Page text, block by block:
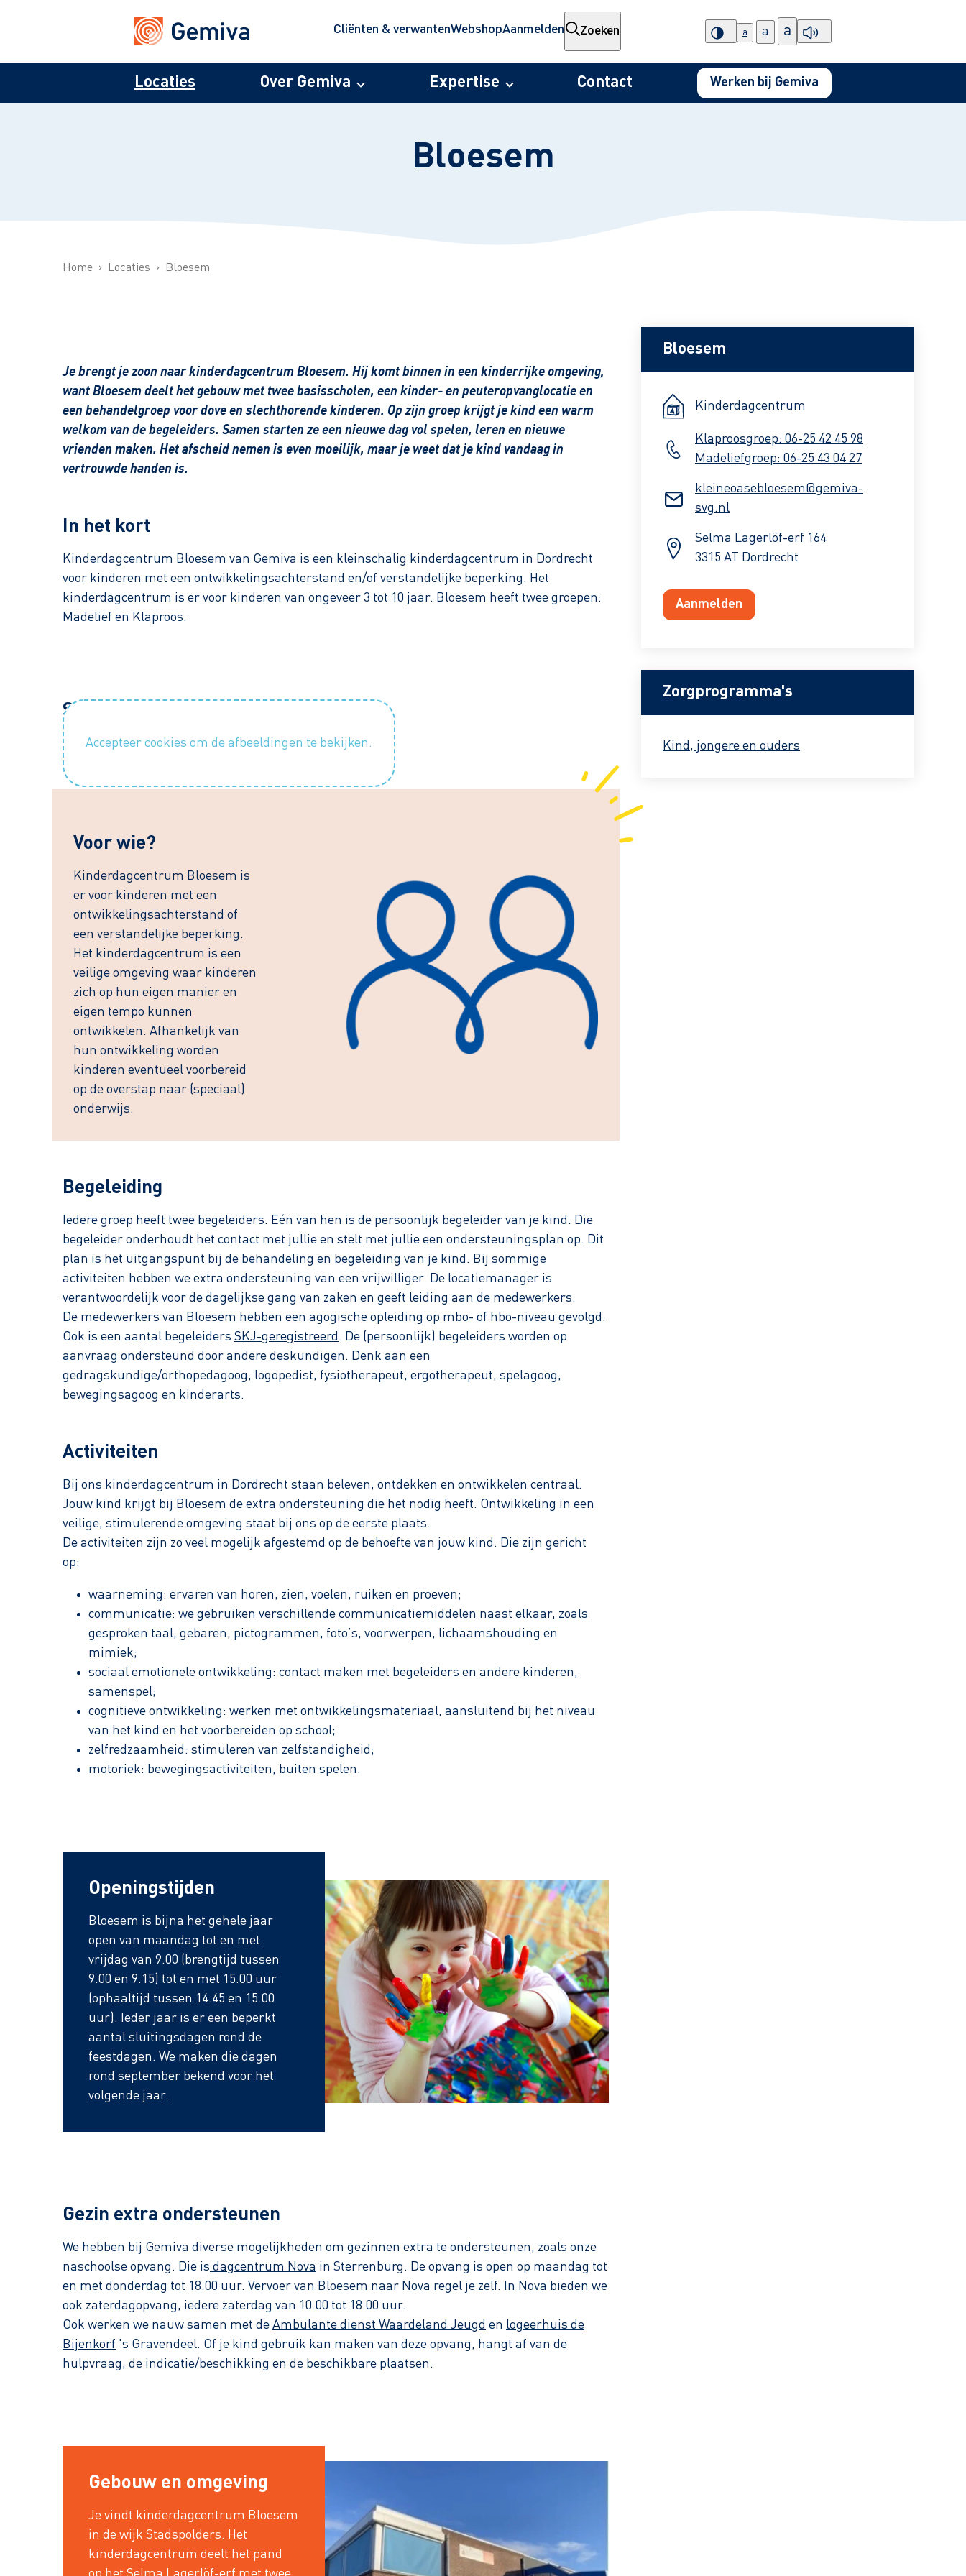
Cliënten & verwantenWebshopAanmelden Zoeken a a a
Locaties Over Gemiva Expertise Contact Werken bij Gemiva
Bloesem
Home Locaties Bloesem
Je brengt je zoon naar kinderdagcentrum Bloesem. Hij komt binnen in een kinderrijke omgeving,
want Bloesem deelt het gebouw met twee basisscholen, een kinder- en peuteropvanglocatie en
een behandelgroep voor dove en slechthorende kinderen. Op zijn groep krijgt je kind een warm
welkom van de begeleiders. Samen starten ze een nieuwe dag vol spelen, leren en nieuwe
vrienden maken. Het afscheid nemen is even moeilijk, maar je weet dat je kind vandaag in
vertrouwde handen is.
In het kort
Kinderdagcentrum Bloesem van Gemiva is een kleinschalig kinderdagcentrum in Dordrecht
voor kinderen met een ontwikkelingsachterstand en/of verstandelijke beperking. Het
kinderdagcentrum is er voor kinderen van ongeveer 3 tot 10 jaar. Bloesem heeft twee groepen:
Madelief en Klaproos.
Sfeerimpressie
Accepteer cookies om de afbeeldingen te bekijken.
Voor wie?
Kinderdagcentrum Bloesem is
er voor kinderen met een
ontwikkelingsachterstand of
een verstandelijke beperking.
Het kinderdagcentrum is een
veilige omgeving waar kinderen
zich op hun eigen manier en
eigen tempo kunnen
ontwikkelen. Afhankelijk van
hun ontwikkeling worden
kinderen eventueel voorbereid
op de overstap naar (speciaal)
onderwijs.
Begeleiding
Iedere groep heeft twee begeleiders. Eén van hen is de persoonlijk begeleider van je kind. Die
begeleider onderhoudt het contact met jullie en stelt met jullie een ondersteuningsplan op. Dit
plan is het uitgangspunt bij de behandeling en begeleiding van je kind. Bij sommige
activiteiten hebben we extra ondersteuning van een vrijwilliger. De locatiemanager is
verantwoordelijk voor de dagelijkse gang van zaken en geeft leiding aan de medewerkers.
De medewerkers van Bloesem hebben een agogische opleiding op mbo- of hbo-niveau gevolgd.
Ook is een aantal begeleiders SKJ-geregistreerd . De (persoonlijk) begeleiders worden op
aanvraag ondersteund door andere deskundigen. Denk aan een
gedragskundige/orthopedagoog, logopedist, fysiotherapeut, ergotherapeut, spelagoog,
bewegingsagoog en kinderarts.
Activiteiten
Bij ons kinderdagcentrum in Dordrecht staan beleven, ontdekken en ontwikkelen centraal.
Jouw kind krijgt bij Bloesem de extra ondersteuning die het nodig heeft. Ontwikkeling in een
veilige, stimulerende omgeving staat bij ons op de eerste plaats.
De activiteiten zijn zo veel mogelijk afgestemd op de behoefte van jouw kind. Die zijn gericht
op:
waarneming: ervaren van horen, zien, voelen, ruiken en proeven;
communicatie: we gebruiken verschillende communicatiemiddelen naast elkaar, zoals
gesproken taal, gebaren, pictogrammen, foto’s, voorwerpen, lichaamshouding en
mimiek;
sociaal emotionele ontwikkeling: contact maken met begeleiders en andere kinderen,
samenspel;
cognitieve ontwikkeling: werken met ontwikkelingsmateriaal, aansluitend bij het niveau
van het kind en het voorbereiden op school;
zelfredzaamheid: stimuleren van zelfstandigheid;
motoriek: bewegingsactiviteiten, buiten spelen.
Openingstijden
Bloesem is bijna het gehele jaar
open van maandag tot en met
vrijdag van 9.00 (brengtijd tussen
9.00 en 9.15) tot en met 15.00 uur
(ophaaltijd tussen 14.45 en 15.00
uur). Ieder jaar is er een beperkt
aantal sluitingsdagen rond de
feestdagen. We maken die dagen
rond september bekend voor het
volgende jaar.
Gezin extra ondersteunen
We hebben bij Gemiva diverse mogelijkheden om gezinnen extra te ondersteunen, zoals onze
naschoolse opvang. Die is dagcentrum Nova in Sterrenburg. De opvang is open op maandag tot
en met donderdag tot 18.00 uur. Vervoer van Bloesem naar Nova regel je zelf. In Nova bieden we
ook zaterdagopvang, iedere zaterdag van 10.00 tot 18.00 uur.
Ook werken we nauw samen met de Ambulante dienst Waardeland Jeugd en logeerhuis de
Bijenkorf 's Gravendeel. Of je kind gebruik kan maken van deze opvang, hangt af van de
hulpvraag, de indicatie/beschikking en de beschikbare plaatsen.
Gebouw en omgeving
Je vindt kinderdagcentrum Bloesem
in de wijk Stadspolders. Het
kinderdagcentrum deelt het pand
Bloesem
Kinderdagcentrum
Klaproosgroep: 06-25 42 45 98
Madeliefgroep: 06-25 43 04 27
kleineoasebloesem@gemiva-
svg.nl
Selma Lagerlöf-erf 164
3315 AT Dordrecht
Aanmelden
Zorgprogramma's
Kind, jongere en ouders